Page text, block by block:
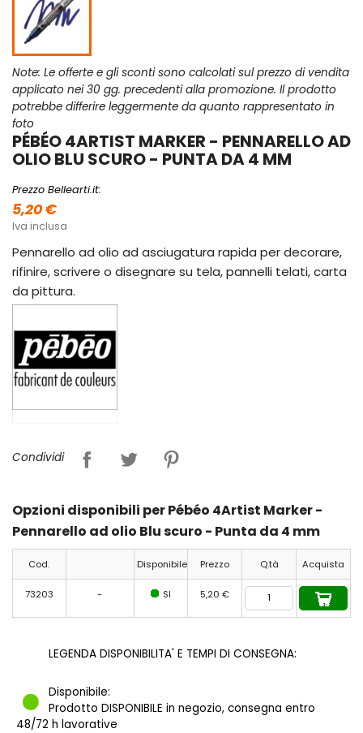
Note: Le offerte e gli sconti sono calcolati sul prezzo di vendita
applicato nei 30 gg. precedenti alla promozione. Il prodotto
potrebbe differire leggermente da quanto rappresentato in
foto
PÉBÉO 4ARTIST MARKER - PENNARELLO AD
OLIO BLU SCURO - PUNTA DA 4 MM
Prezzo Bellearti.it:
5,20 €
Iva inclusa
Pennarello ad olio ad asciugatura rapida per decorare,
rifinire, scrivere o disegnare su tela, pannelli telati, carta
da pittura.
Condividi
Opzioni disponibili per Pébéo 4Artist Marker -
Pennarello ad olio Blu scuro - Punta da 4 mm
Cod. Disponibile Prezzo Q.tà Acquista
73203 - SI 5,20 €
LEGENDA DISPONIBILITA' E TEMPI DI CONSEGNA:
Disponibile:
Prodotto DISPONIBILE in negozio, consegna entro
48/72 h lavorative